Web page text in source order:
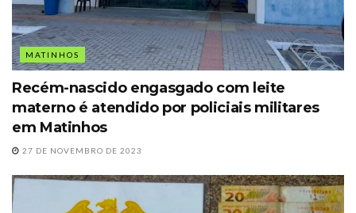
MATINHOS
Recém-nascido engasgado com leite
materno é atendido por policiais militares
em Matinhos
27 DE NOVEMBRO DE 2023